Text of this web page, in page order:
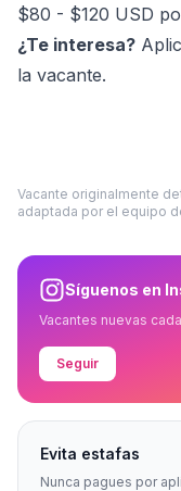
$80 - $120 USD
¿Te interesa?
la vacante.
Vacante originalmente
adaptada por el equipo
Síguenos en
Vacantes nuevas
Seguir
Evita estafas
Nunca pagues por